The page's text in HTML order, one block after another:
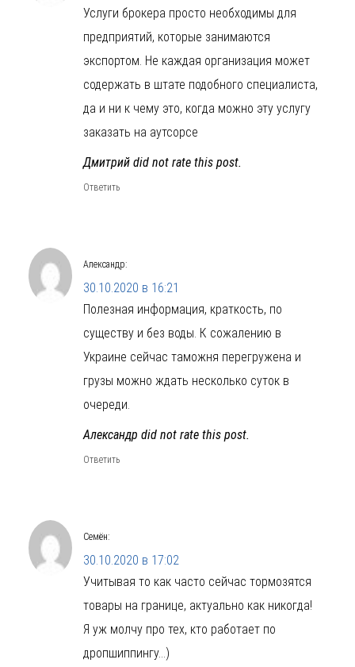
Услуги брокера просто необходимы для
предприятий, которые занимаются
экспортом. Не каждая организация может
содержать в штате подобного специалиста,
да и ни к чему это, когда можно эту услугу
заказать на аутсорсе
Дмитрий did not rate this post.
Ответить
Александр:
30.10.2020 в 16:21
Полезная информация, краткость, по
существу и без воды. К сожалению в
Украине сейчас таможня перегружена и
грузы можно ждать несколько суток в
очереди.
Александр did not rate this post.
Ответить
Семён:
30.10.2020 в 17:02
Учитывая то как часто сейчас тормозятся
товары на границе, актуально как никогда!
Я уж молчу про тех, кто работает по
дропшиппингу…)